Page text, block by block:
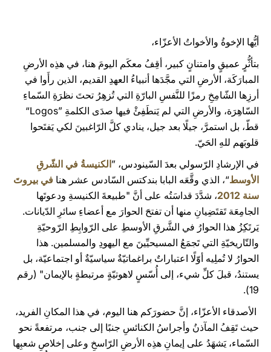
أيُّها الإخوةُ والأخواتُ الأعزّاء،
بتأثُّرٍ عميقٍ وامتنانٍ كبير، أقِفُ معكَم اليومَ هنا، في هذِه الأرضِ
المبارَكَة، الأرضِ التي مجَّدَها أنبياءُ العهدِ القديم، الذين رأَوا في
أرزِها الشّامِخِ رمزًا للنَّفسِ البارّةِ التي تُزهِرُ تحتَ نظرَةِ السّماءِ
السّاهِرَة، والأرضِ التي لم يَنطَفِئْ فيها صدَى الكلمةِ ”Logos“
قطّ، بل استمرَّ، جيلًا بعد جيل، ينادي كلَّ الرّاغبينَ لكي يَفتَحوا
قلوبَهم للهِ الحَيّ.
في الإرشادِ الرّسولي بعدَ السّينودس، ”الكنيسةُ في الشّرقِ
الأوسط“، الذي وقَّعَه البابا بندكتس السّادس عشر هنا في بيروتَ
سنة 2012
، شدَّدَ قداسَتُه على أنَّ "طبيعةَ الكنيسةِ ودعوتَها
الجامِعَة تَقتَضِيانِ منها أن تفتحَ الحوارَ مع أعضاءِ سائرِ الدّيانات.
يَرتَكِزُ هذا الحوارُ في الشَّرقِ الأوسطِ على الرّوابِطِ الرّوحيّةِ
والتّاريخيّةِ التي تَجمَعُ المسيحيِّينَ مع اليهودِ والمسلمين. هذا
الحوارُ لا تُملِيه أوّلًا اعتباراتٌ براغماتيّةٌ سياسيّةٌ أو اجتماعيّة، بل
يستندُ، قبلَ كلِّ شيء، إلى أُسّسٍ لاهوتيّةٍ مرتبطةٍ بالإيمان" (رقم
19).
الأصدقاء الأعزّاء، إنَّ حضورَكم هنا اليوم، في هذا المكانِ الفريد،
حيث تَقِفُ المآذنُ وأجراسُ الكنائسِ جنبًا إلى جنب، مرتفعةً نحو
السّماء، يَشهَدُ على إيمانِ هذِه الأرضِ الرّاسخِ وعلى إخلاصِ شعبِها